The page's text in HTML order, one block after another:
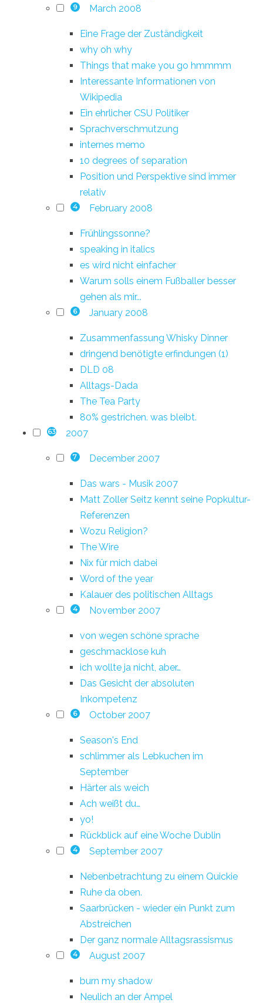
9 March 2008
Eine Frage der Zuständigkeit
why oh why
Things that make you go hmmmm
Interessante Informationen von
Wikipedia
Ein ehrlicher CSU Politiker
Sprachverschmutzung
internes memo
10 degrees of separation
Position und Perspektive sind immer
relativ
4 February 2008
Frühlingssonne?
speaking in italics
es wird nicht einfacher
Warum solls einem Fußballer besser
gehen als mir...
6 January 2008
Zusammenfassung Whisky Dinner
dringend benötigte erfindungen (1)
DLD 08
Alltags-Dada
The Tea Party
80% gestrichen. was bleibt.
63 2007
7 December 2007
Das wars - Musik 2007
Matt Zoller Seitz kennt seine Popkultur-
Referenzen
Wozu Religion?
The Wire
Nix für mich dabei
Word of the year
Kalauer des politischen Alltags
4 November 2007
von wegen schöne sprache
geschmacklose kuh
ich wollte ja nicht, aber…
Das Gesicht der absoluten
Inkompetenz
6 October 2007
Season's End
schlimmer als Lebkuchen im
September
Härter als weich
Ach weißt du…
yo!
Rückblick auf eine Woche Dublin
4 September 2007
Nebenbetrachtung zu einem Quickie
Ruhe da oben.
Saarbrücken - wieder ein Punkt zum
Abstreichen
Der ganz normale Alltagsrassismus
4 August 2007
burn my shadow
Neulich an der Ampel